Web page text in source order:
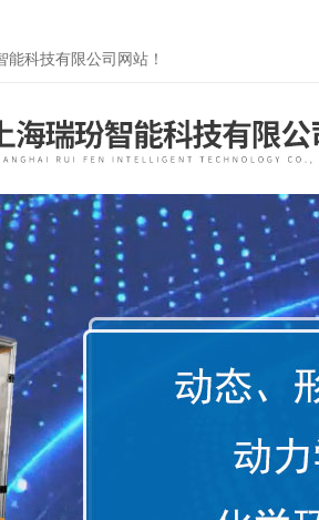
科技有限公司网站！